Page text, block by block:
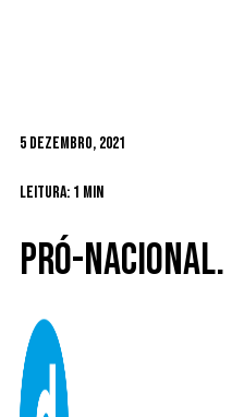
5 Dezembro, 2021
Leitura: 1 min
Pró-nacional.